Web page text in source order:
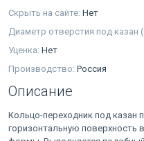
Скрыть на сайте: Нет
Диаметр отверстия под казан
Уценка: Нет
Производство: Россия
Описание
Кольцо-переходник под казан
горизонтальную поверхность